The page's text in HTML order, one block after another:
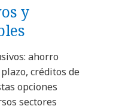
y
ahorro
créditos de
opciones
sectores